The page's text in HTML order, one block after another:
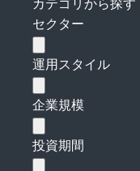
カテゴリから探す
セクター
運用スタイル
企業規模
投資期間